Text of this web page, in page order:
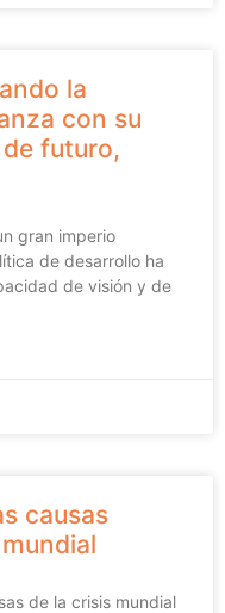
la
con su
futuro,
gran imperio
de desarrollo ha
de visión y de
causas
de la crisis mundial